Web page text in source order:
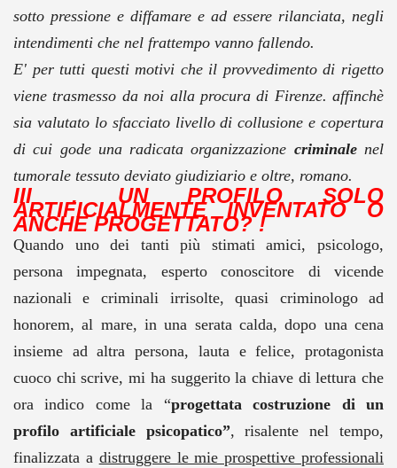
sotto pressione e diffamare e ad essere rilanciata, negli
intendimenti che nel frattempo vanno fallendo.
E' per tutti questi motivi che il provvedimento di rigetto
viene trasmesso da noi alla procura di Firenze. affinchè
sia valutato lo sfacciato livello di collusione e copertura
di cui gode una radicata organizzazione criminalenel
tumorale tessuto deviato giudiziario e oltre, romano.
III . UN PROFILO SOLO
ARTIFICIALMENTE INVENTATO O
ANCHE PROGETTATO? !
Quando uno dei tanti più stimati amici, psicologo,
persona impegnata, esperto conoscitore di vicende
nazionali e criminali irrisolte, quasi criminologo ad
honorem, al mare, in una serata calda, dopo una cena
insieme ad altra persona, lauta e felice, protagonista
cuoco chi scrive, mi ha suggerito la chiave di lettura che
ora indico come la “progettata costruzione di un
profilo artificiale psicopatico”, risalente nel tempo,
finalizzata a distruggere le mie prospettive professionali